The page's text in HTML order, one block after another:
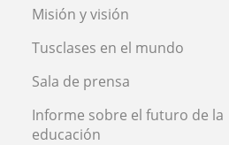
Misión y visión
Tusclases en el mundo
Sala de prensa
Informe sobre el futuro de la
educación